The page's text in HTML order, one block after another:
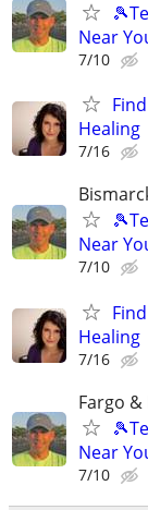
Near
7/10
Healing
7/16
Near
7/10
Healing
7/16
Fargo
Near
7/10